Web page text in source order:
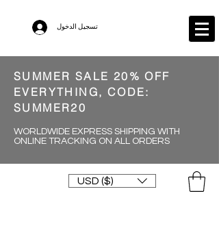
تسجيل الدخول
SUMMER SALE 20% OFF
EVERYTHING, CODE:
SUMMER20
WORLDWIDE EXPRESS SHIPPING WITH
ONLINE TRACKING ON ALL ORDERS
USD ($)